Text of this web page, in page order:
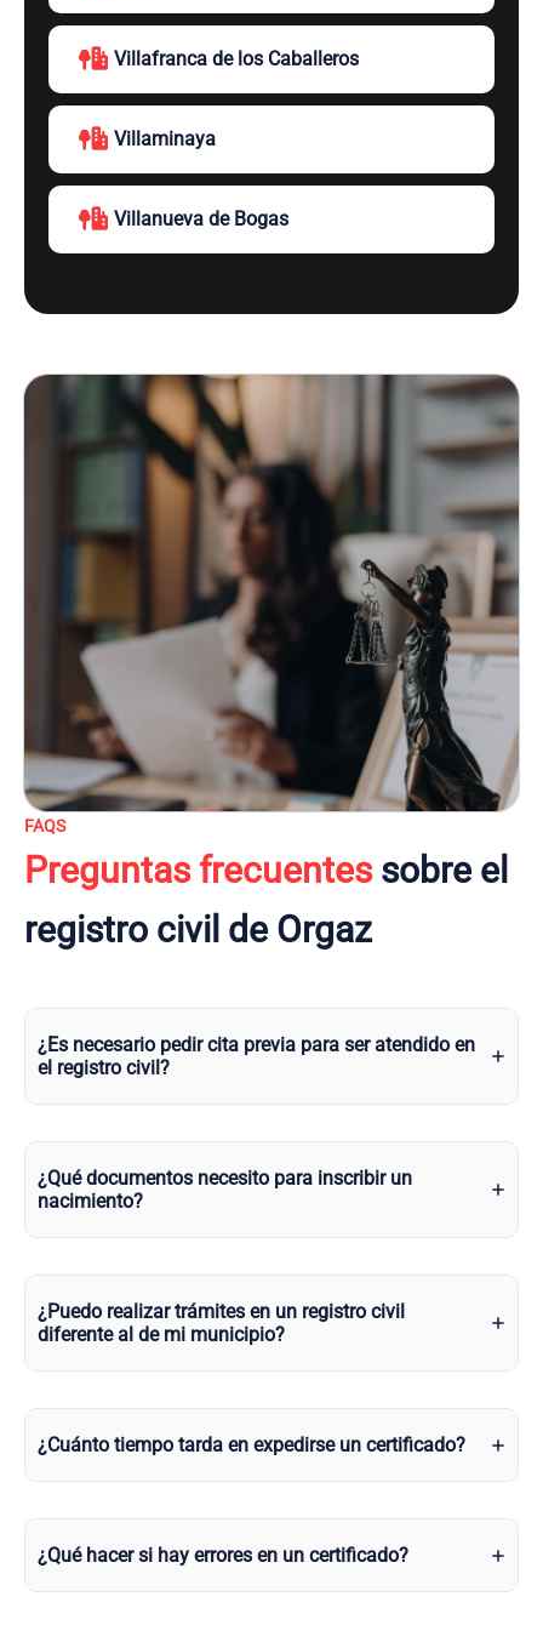
Villafranca de los Caballeros
Villaminaya
Villanueva de Bogas
FAQS
Preguntas frecuentessobre el
registro civil de Orgaz
¿Es necesario pedir cita previa para ser atendido en
el registro civil?
¿Qué documentos necesito para inscribir un
nacimiento?
¿Puedo realizar trámites en un registro civil
diferente al de mi municipio?
¿Cuánto tiempo tarda en expedirse un certificado?
¿Qué hacer si hay errores en un certificado?